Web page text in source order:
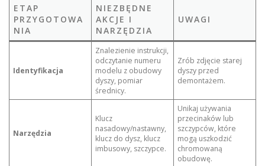
ETAP
PRZYGOTOWA
NIA
NIEZBĘDNE
AKCJE I
NARZĘDZIA
UWAGI
Identyfikacja
Znalezienie instrukcji,
odczytanie numeru
modelu z obudowy
dyszy, pomiar
średnicy.
Zrób zdjęcie starej
dyszy przed
demontażem.
Narzędzia
Klucz
nasadowy/nastawny,
klucz do dysz, klucz
imbusowy, szczypce.
Unikaj używania
przecinaków lub
szczypców, które
mogą uszkodzić
chromowaną
obudowę.